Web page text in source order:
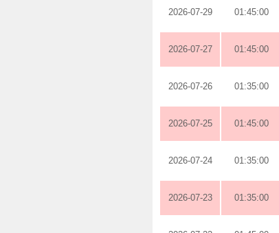
2026-07-29 01:45:00
2026-07-27 01:45:00
2026-07-26 01:35:00
2026-07-25 01:45:00
2026-07-24 01:35:00
2026-07-23 01:35:00